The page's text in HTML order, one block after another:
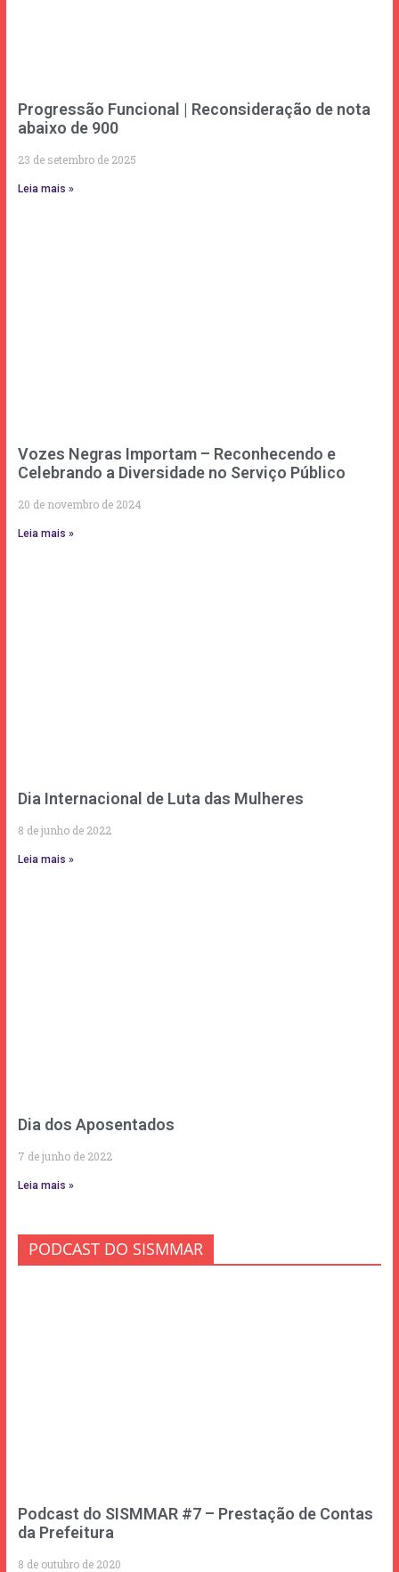
Progressão Funcional | Reconsideração de nota
abaixo de 900
23 de setembro de 2025
Leia mais »
Vozes Negras Importam – Reconhecendo e
Celebrando a Diversidade no Serviço Público
20 de novembro de 2024
Leia mais »
Dia Internacional de Luta das Mulheres
8 de junho de 2022
Leia mais »
Dia dos Aposentados
7 de junho de 2022
Leia mais »
PODCAST DO SISMMAR
Podcast do SISMMAR #7 – Prestação de Contas
da Prefeitura
8 de outubro de 2020